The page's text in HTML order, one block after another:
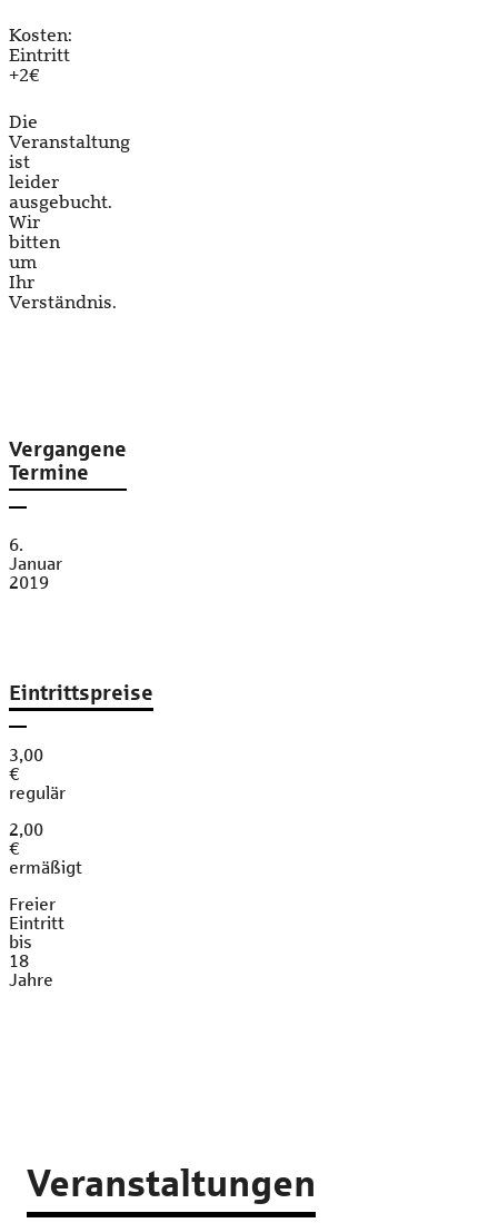
Kosten:
Eintritt
+2€
Die
Veranstaltung
ist
leider
ausgebucht.
Wir
bitten
um
Ihr
Verständnis.
Vergangene
Termine
6.
Januar
2019
Eintrittspreise
3,00
€
regulär
2,00
€
ermäßigt
Freier
Eintritt
bis
18
Jahre
Veranstaltungen